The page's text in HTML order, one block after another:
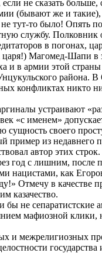
не сказать
(бывают же и такие),
не тут-то было! Опять
службу.
в погонах,
Магомед-Шапи в
и в армии этой
района.
конфликтах никто
устраивают
«с именем»
сущность своего
пример из недавнего
автор этих
год с лишним, после
нацистами, как
Отмечу в качестве
казачество.
бы не
мафиозной клики,
и межрелигиозных